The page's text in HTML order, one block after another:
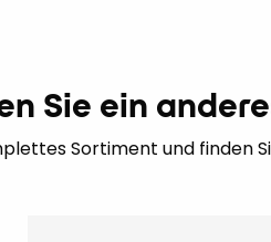
Sie ein
Sortiment und finden